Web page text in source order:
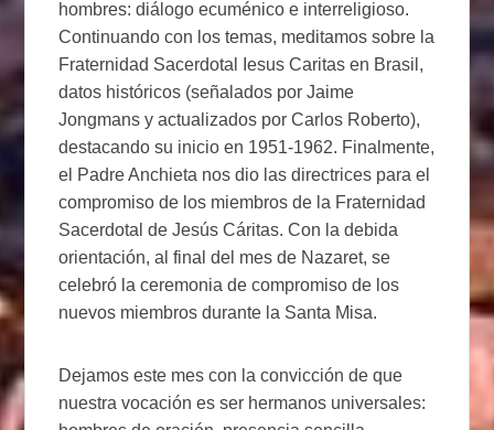
hombres: diálogo ecuménico e interreligioso.
Continuando con los temas, meditamos sobre la
Fraternidad Sacerdotal Iesus Caritas en Brasil,
datos históricos (señalados por Jaime
Jongmans y actualizados por Carlos Roberto),
destacando su inicio en 1951-1962. Finalmente,
el Padre Anchieta nos dio las directrices para el
compromiso de los miembros de la Fraternidad
Sacerdotal de Jesús Cáritas. Con la debida
orientación, al final del mes de Nazaret, se
celebró la ceremonia de compromiso de los
nuevos miembros durante la Santa Misa.
Dejamos este mes con la convicción de que
nuestra vocación es ser hermanos universales: